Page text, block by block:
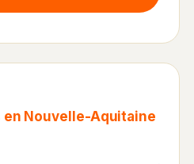
en Nouvelle-Aquitaine